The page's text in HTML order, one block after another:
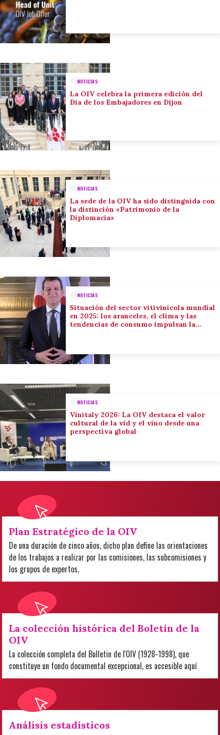
NOTICIAS
La OIV celebra la primera edición del
Día de los Embajadores en Dijon
NOTICIAS
La sede de la OIV ha sido distinguida con
la distinción «Patrimonio de la
Diplomacia»
NOTICIAS
Situación del sector vitivinícola mundial
en 2025: los aranceles, el clima y las
tendencias de consumo impulsan la
NOTICIAS
Vinitaly 2026: La OIV destaca el valor
cultural de la vid y el vino desde una
perspectiva global
Plan Estratégico de la OIV
De una duración de cinco años, dicho plan define las orientaciones
de los trabajos a realizar por las comisiones, las subcomisiones y
los grupos de expertos.
La colección histórica del Boletín de la
OIV
La colección completa del Bulletin de l'OIV (1928-1998), que
constituye un fondo documental excepcional, es accesible aquí
Análisis estadísticos